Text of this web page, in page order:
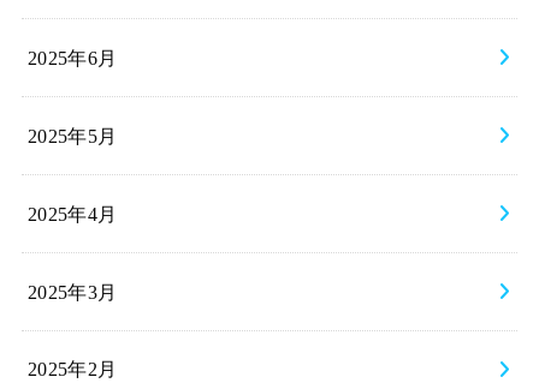
2025年6月
2025年5月
2025年4月
2025年3月
2025年2月